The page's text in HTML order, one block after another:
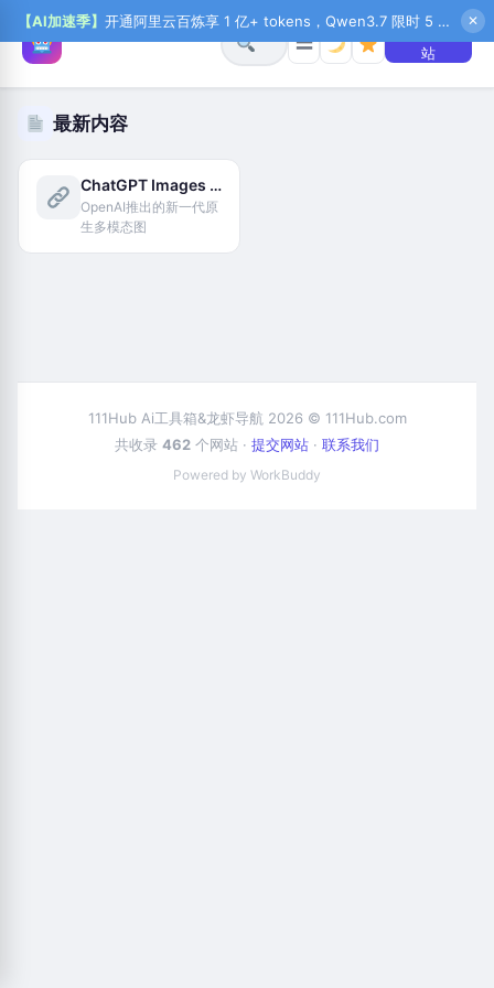
【AI加速季】 开通阿里云百炼享 1 亿+ tokens，Qwen3.7 限时 5 折起，秒悟新注送 1 万积分，加入 OPC 赢百万助力金，QoderWork CN 首月 0 元 ✕
☰
+ 提交网
站
最新内容
ChatGPT Images 2.0
OpenAI推出的新一代原
生多模态图
111Hub Ai工具箱&龙虾导航 2026 © 111Hub.com
共收录 462 个网站 · 提交网站 · 联系我们
Powered by WorkBuddy